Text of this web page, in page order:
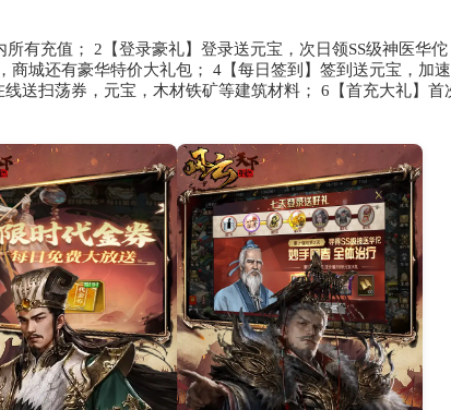
有充值； 2【登录豪礼】登录送元宝，次日领SS级神医华
城还有豪华特价大礼包； 4【每日签到】签到送元宝，加
送扫荡券，元宝，木材铁矿等建筑材料； 6【首充大礼】首